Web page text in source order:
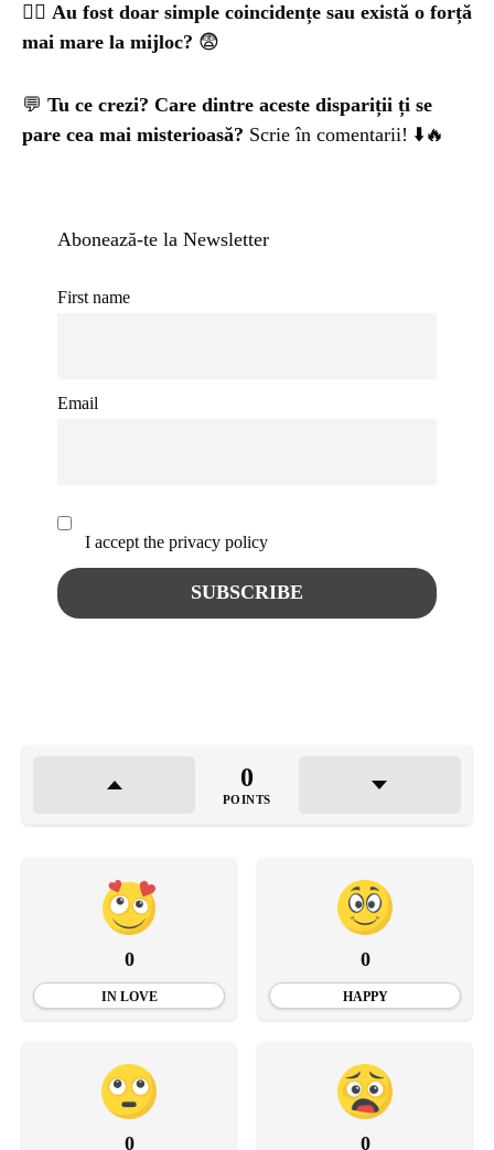
🕵️‍♂️ Au fost doar simple coincidențe sau există o forță
mai mare la mijloc? 😨
💬 Tu ce crezi? Care dintre aceste dispariții ți se
pare cea mai misterioasă? Scrie în comentarii! ⬇️🔥
Abonează-te la Newsletter
First name
Email
I accept the privacy policy
0
POINTS
0
IN LOVE
0
HAPPY
0 0